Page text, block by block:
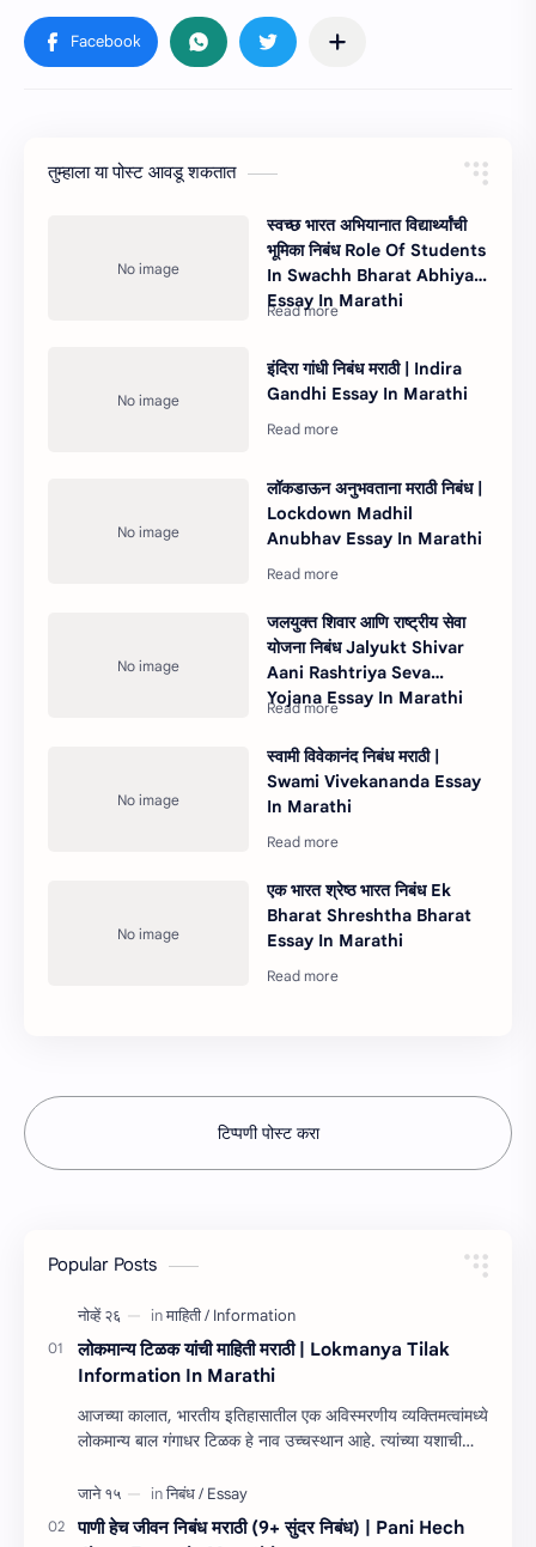
तुम्‍हाला या पोस्‍ट आवडू शकतात
स्वच्छ भारत अभियानात विद्यार्थ्यांची
भूमिका निबंध Role Of Students
In Swachh Bharat Abhiyan
Essay In Marathi
इंदिरा गांधी निबंध मराठी | Indira
Gandhi Essay In Marathi
लॉकडाऊन अनुभवताना मराठी निबंध |
Lockdown Madhil
Anubhav Essay In Marathi
जलयुक्त शिवार आणि राष्ट्रीय सेवा
योजना निबंध Jalyukt Shivar
Aani Rashtriya Seva
Yojana Essay In Marathi
स्वामी विवेकानंद निबंध मराठी |
Swami Vivekananda Essay
In Marathi
एक भारत श्रेष्ठ भारत निबंध Ek
Bharat Shreshtha Bharat
Essay In Marathi
टिप्पणी पोस्ट करा
Popular Posts
लोकमान्य टिळक यांची माहिती मराठी | Lokmanya Tilak
Information In Marathi
आजच्या कालात, भारतीय इतिहासातील एक अविस्मरणीय व्यक्तिमत्वांमध्ये
लोकमान्य बाल गंगाधर टिळक हे नाव उच्चस्थान आहे. त्यांच्या यशाची
पाणी हेच जीवन निबंध मराठी (9+ सुंदर निबंध) | Pani Hech